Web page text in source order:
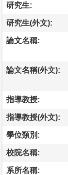
研究生:
研究生(外文):
論文名稱:
論文名稱(外文):
指導教授:
指導教授(外文):
學位類別:
校院名稱:
系所名稱: